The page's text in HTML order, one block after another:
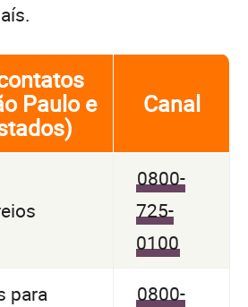
Paulo e
Canal
0800-
725-
0100
para
0800-